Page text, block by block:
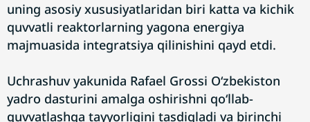
uning asosiy xususiyatlaridan biri katta va kichik
quvvatli reaktorlarning yagona energiya
majmuasida integratsiya qilinishini qayd etdi.
Uchrashuv yakunida Rafael Grossi O‘zbekiston
yadro dasturini amalga oshirishni qo‘llab-
quvvatlashga tayyorligini tasdiqladi va birinchi